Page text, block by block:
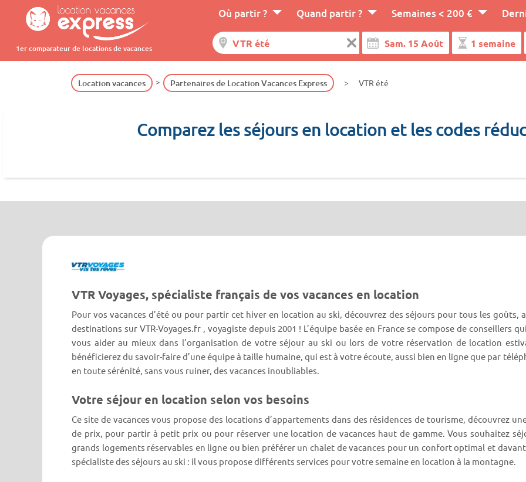
1er comparateur de locations de vacances
Où partir ? Quand partir ? Semaines < 200 €
Location vacances Partenaires de Location Vacances Express VTR été
Comparez les séjours en location et les codes
VTR Voyages, spécialiste français de vos vacances en location
Pour vos vacances d’été ou pour partir cet hiver en location au ski, découvrez des séjours pour tous les goûts,
destinations sur VTR-Voyages.fr , voyagiste depuis 2001 ! L’équipe basée en France se compose de conseillers
vous aider au mieux dans l’organisation de votre séjour au ski ou lors de votre réservation de location
bénéficierez du savoir-faire d’une équipe à taille humaine, qui est à votre écoute, aussi bien en ligne que par
en toute sérénité, sans vous ruiner, des vacances inoubliables.
Votre séjour en location selon vos besoins
Ce site de vacances vous propose des locations d’appartements dans des résidences de tourisme, découvrez
de prix, pour partir à petit prix ou pour réserver une location de vacances haut de gamme. Vous souhaitez
grands logements réservables en ligne ou bien préférer un chalet de vacances pour un confort optimal et
spécialiste des séjours au ski : il vous propose différents services pour votre semaine en location à la montagne.